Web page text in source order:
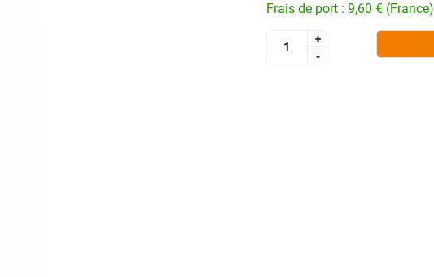
Frais de port : 9,60 € (France)
+
-
+
-